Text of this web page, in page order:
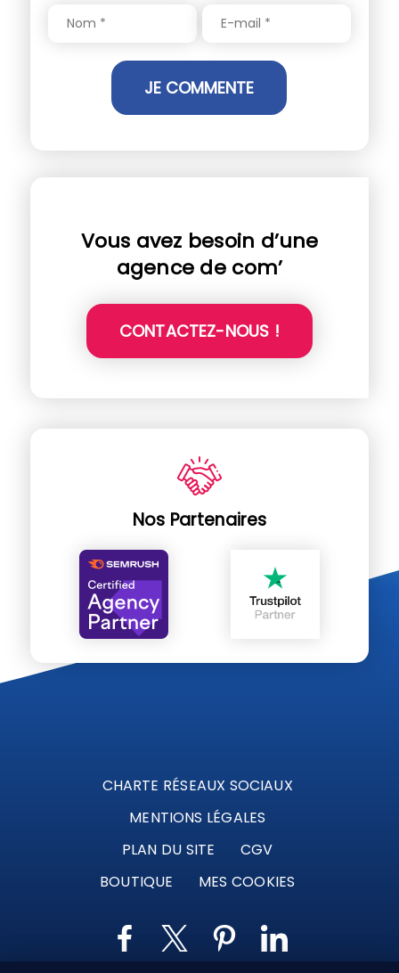
Vous avez besoin d’une
agence de com’
CONTACTEZ-NOUS !
Nos Partenaires
CHARTE RÉSEAUX SOCIAUX
MENTIONS LÉGALES
PLAN DU SITE
CGV
BOUTIQUE
MES COOKIES